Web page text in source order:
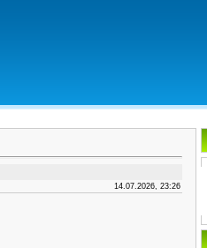
14.07.2026, 23:26